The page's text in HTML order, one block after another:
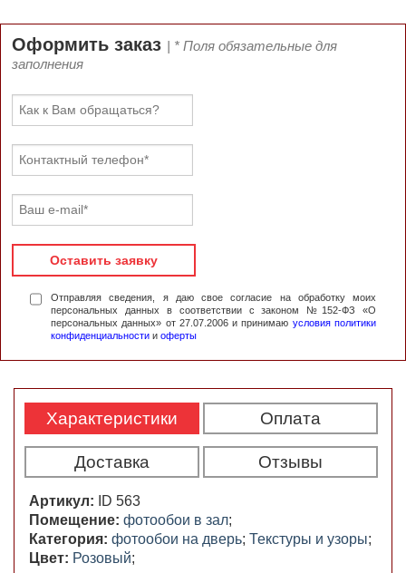
Оформить заказ | * Поля обязательные для
заполнения
Оставить заявку
Отправляя сведения, я даю свое согласие на обработку моих
персональных данных в соответствии с законом №152-ФЗ «О
персональных данных» от 27.07.2006 и принимаю условия политики
конфиденциальности и оферты
Характеристики Оплата
Доставка Отзывы
Артикул:
ID 563
Помещение: фотообои в зал;
Категория: фотообои на дверь; Текстуры и узоры;
Цвет: Розовый;